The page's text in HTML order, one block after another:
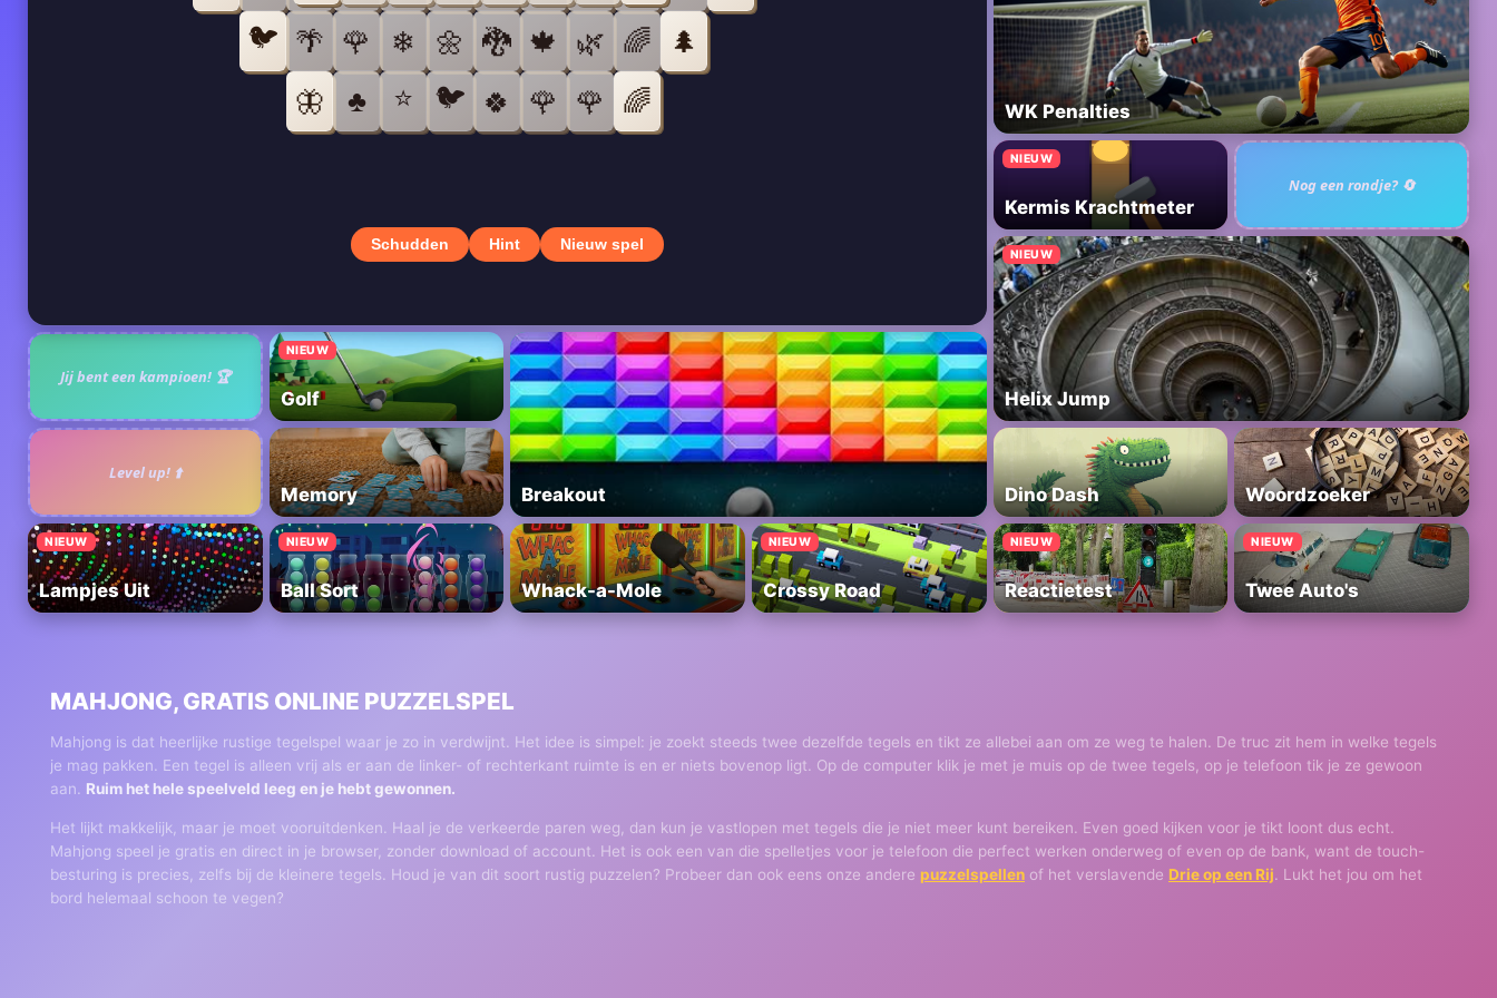
🐦 🌴 🌹 ❄ 🌼 🐉 🍁 🌿 🌈
🌲
🦋
♣ ⭐ 🐦 🍀 🌹 🌹 🌈
Schudden Hint Nieuw spel
WK Penalties
NIEUW
Kermis Krachtmeter
Nog een rondje? 🔄
NIEUW
Helix Jump
Jij bent een kampioen! 🏆
NIEUW
Golf
Breakout
Level up! ⬆️
Memory Dino Dash Woordzoeker
NIEUW
Lampjes Uit
NIEUW
Ball Sort Whack-a-Mole
NIEUW
Crossy Road
NIEUW
Reactietest
NIEUW
Twee Auto's
MAHJONG, GRATIS ONLINE PUZZELSPEL
Mahjong is dat heerlijke rustige tegelspel waar je zo in verdwijnt. Het idee is simpel: je zoekt steeds twee dezelfde tegels en tikt ze allebei aan om ze weg te halen. De truc zit hem in welke tegels
je mag pakken. Een tegel is alleen vrij als er aan de linker- of rechterkant ruimte is en er niets bovenop ligt. Op de computer klik je met je muis op de twee tegels, op je telefoon tik je ze gewoon
aan. Ruim het hele speelveld leeg en je hebt gewonnen.
Het lijkt makkelijk, maar je moet vooruitdenken. Haal je de verkeerde paren weg, dan kun je vastlopen met tegels die je niet meer kunt bereiken. Even goed kijken voor je tikt loont dus echt.
Mahjong speel je gratis en direct in je browser, zonder download of account. Het is ook een van die spelletjes voor je telefoon die perfect werken onderweg of even op de bank, want de touch-
besturing is precies, zelfs bij de kleinere tegels. Houd je van dit soort rustig puzzelen? Probeer dan ook eens onze andere puzzelspellen of het verslavende Drie op een Rij. Lukt het jou om het
bord helemaal schoon te vegen?